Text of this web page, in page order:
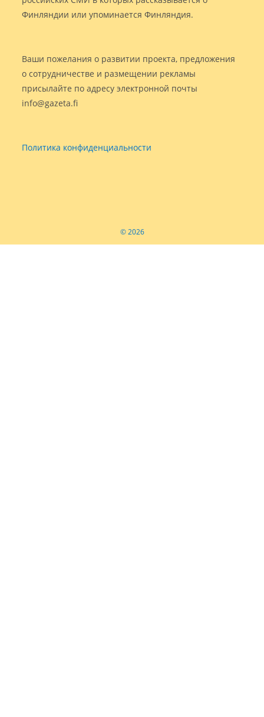
Финляндии или упоминается Финляндия.
Ваши пожелания о развитии проекта, предложения
о сотрудничестве и размещении рекламы
присылайте по адресу электронной почты
info@gazeta.fi
Политика конфиденциальности
© 2026